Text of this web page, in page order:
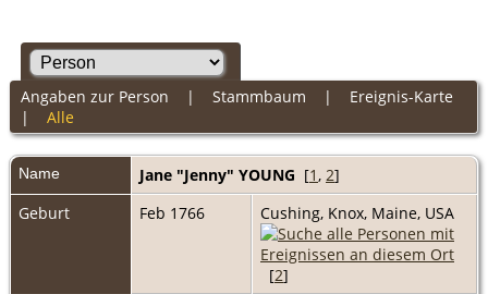
Angaben zur Person | Stammbaum | Ereignis-Karte
| Alle
Name Jane "Jenny" YOUNG [1 , 2]
Geburt
Feb 1766 Cushing, Knox, Maine, USA
[2]